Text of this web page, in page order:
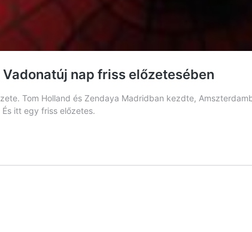
nap friss előzetesében
Tom Holland és Zendaya Madridban kezdte,
itt egy friss előzetes.